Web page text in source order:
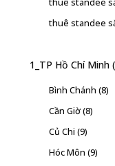
thuê standee
1_TP Hồ Chí Minh
Bình Chánh (8)
Cần Giờ(8)
Củ Chi (9)
Hóc Môn (9)